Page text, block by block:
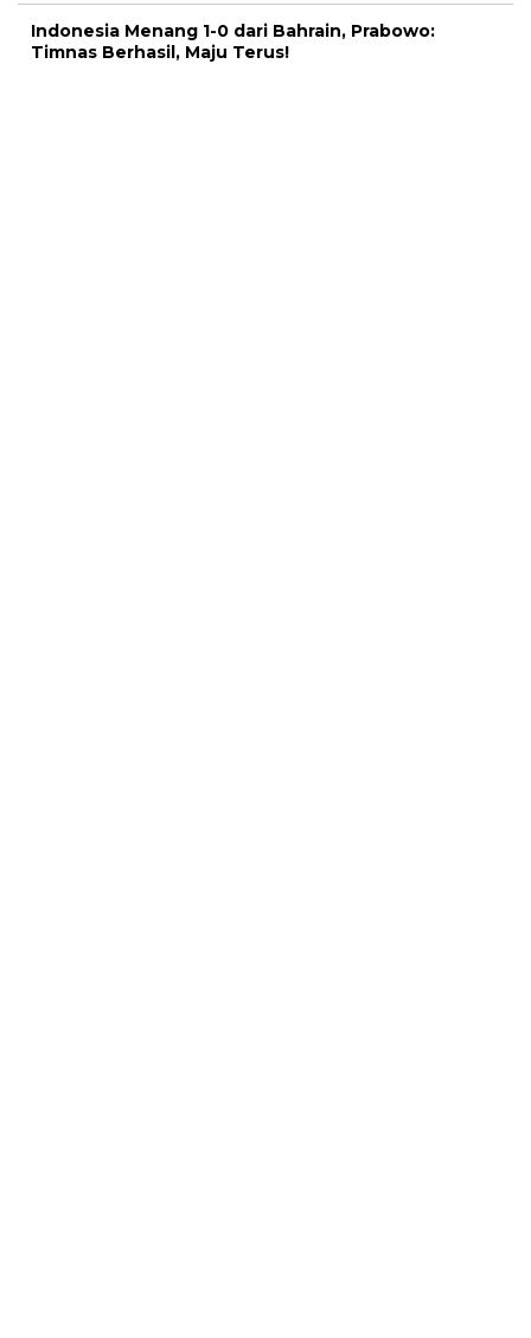
Indonesia Menang 1-0 dari Bahrain, Prabowo:
Timnas Berhasil, Maju Terus!